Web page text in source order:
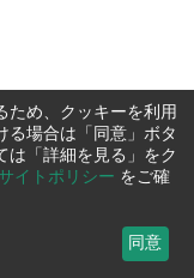
ため、クッキーを利用
る場合は「同意」ボタ
は「詳細を見る」をク
イトポリシー をご確
同意